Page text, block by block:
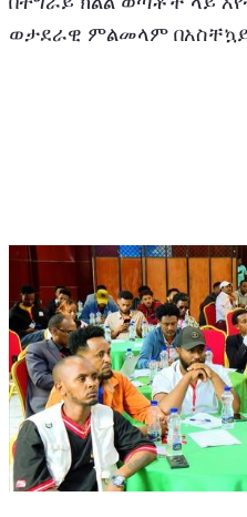
ወታደራዊ ምልመላም